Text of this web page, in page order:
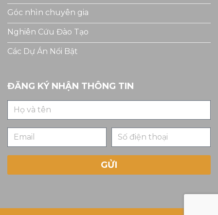
Góc nhìn chuyên gia
Nghiên Cứu Đào Tạo
Các Dự Án Nổi Bật
ĐĂNG KÝ NHẬN THÔNG TIN
GỬI